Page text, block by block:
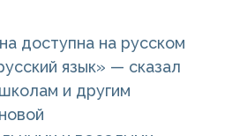
доступна на русском
язык» — сказал
и другим